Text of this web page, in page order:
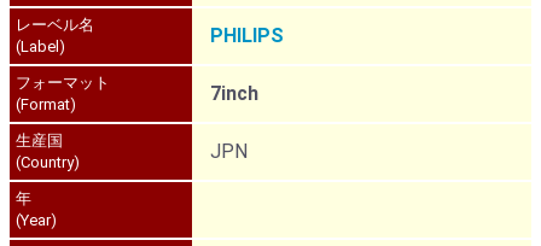
レーベル名
(Label)
PHILIPS
フォーマット
(Format)
7inch
生産国
(Country)
JPN
年
(Year)